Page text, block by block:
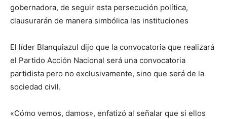
gobernadora, de seguir esta persecución política,
clausurarán de manera simbólica las instituciones
El líder Blanquiazul dijo que la convocatoria que realizará
el Partido Acción Nacional será una convocatoria
partidista pero no exclusivamente, sino que será de la
sociedad civil.
«Cómo vemos, damos», enfatizó al señalar que si ellos